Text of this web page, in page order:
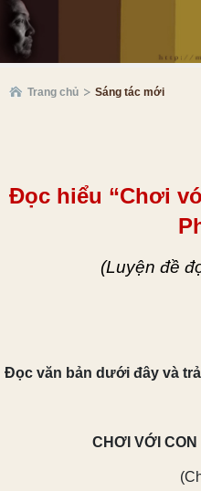
Trang chủ Sáng tác mới
Đọc hiểu “Chơi
(Luyện đề
Đọc văn bản dưới đây và
CHƠI VỚI CON